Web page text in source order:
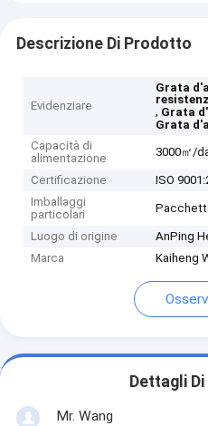
Descrizione Di Prodotto
Evidenziare
Grata
, Grata
Grata
Capacità di
alimentazione
3000㎡/
Certificazione
ISO
Imballaggi
particolari
Luogo di origine
AnPing
Marca
Kaiheng
Dettagli
Mr. Wang